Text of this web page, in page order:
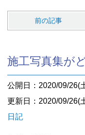
前の記事
施工写真集が
公開日：2020/09/26(
更新日：2020/09/26(
日記